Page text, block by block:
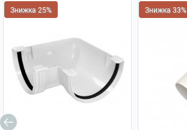
Знижка 25% Знижка 33%